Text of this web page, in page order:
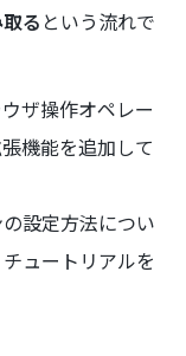
る という流れで
ザ操作オペレー
機能を追加して
設定方法につい
ュートリアルを